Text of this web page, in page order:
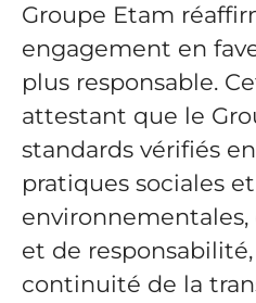
Groupe Etam
engagement en
plus responsable.
attestant que le
standards vérifiés
pratiques sociales et
environnementales,
et de responsabilité,
continuité de la